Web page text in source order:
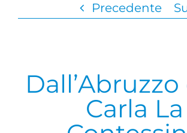
Precedente
Carla La